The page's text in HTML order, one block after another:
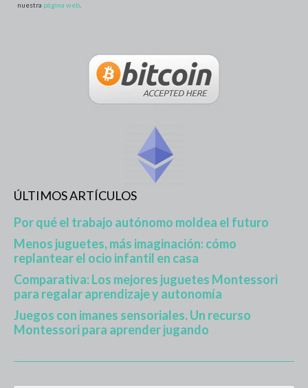
nuestra página web
ÚLTIMOS ARTÍCULOS
Por qué el trabajo autónomo moldea el futuro
Menos juguetes, más imaginación: cómo
replantear el ocio infantil en casa
Comparativa: Los mejores juguetes Montessori
para regalar aprendizaje y autonomía
Juegos con imanes sensoriales. Un recurso
Montessori para aprender jugando